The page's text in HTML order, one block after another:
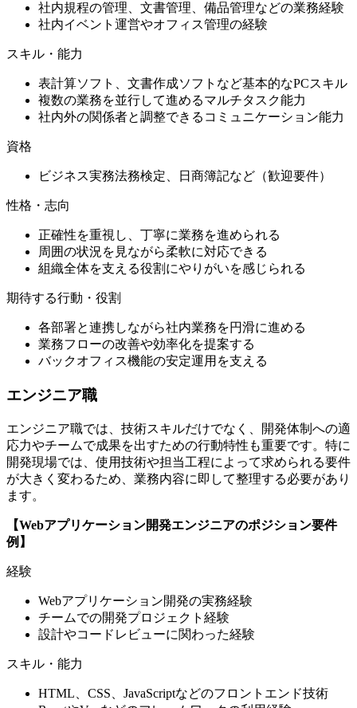
社内規程の管理、文書管理、備品管理などの業務経験
社内イベント運営やオフィス管理の経験
スキル・能力
表計算ソフト、文書作成ソフトなど基本的なPCスキル
複数の業務を並行して進めるマルチタスク能力
社内外の関係者と調整できるコミュニケーション能力
資格
ビジネス実務法務検定、日商簿記など（歓迎要件）
性格・志向
正確性を重視し、丁寧に業務を進められる
周囲の状況を見ながら柔軟に対応できる
組織全体を支える役割にやりがいを感じられる
期待する行動・役割
各部署と連携しながら社内業務を円滑に進める
業務フローの改善や効率化を提案する
バックオフィス機能の安定運用を支える
エンジニア職
エンジニア職では、技術スキルだけでなく、開発体制への適
応力やチームで成果を出すための行動特性も重要です。特に
開発現場では、使用技術や担当工程によって求められる要件
が大きく変わるため、業務内容に即して整理する必要があり
ます。
【Webアプリケーション開発エンジニアのポジション要件
例】
経験
Webアプリケーション開発の実務経験
チームでの開発プロジェクト経験
設計やコードレビューに関わった経験
スキル・能力
HTML、CSS、JavaScriptなどのフロントエンド技術